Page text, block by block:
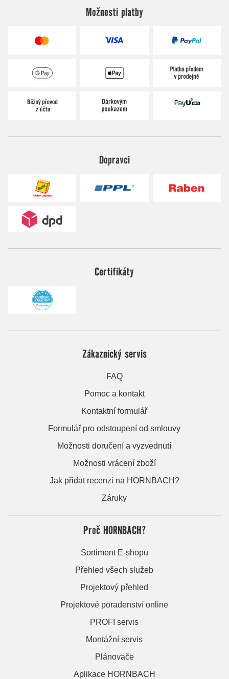
Možnosti platby
Dopravci
Certifikáty
Zákaznický servis
FAQ
Pomoc a kontakt
Kontaktní formulář
Formulář pro odstoupení od smlouvy
Možnosti doručení a vyzvednutí
Možnosti vrácení zboží
Jak přidat recenzi na HORNBACH?
Záruky
Proč HORNBACH?
Sortiment E-shopu
Přehled všech služeb
Projektový přehled
Projektové poradenství online
PROFI servis
Montážní servis
Plánovače
Aplikace HORNBACH